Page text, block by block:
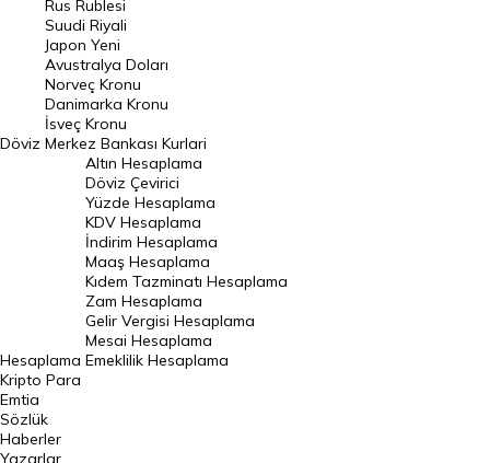
Riyal Kuru
Avustralya Doları
Danimarka Kronu Kuru
Kanada Doları Kuru
Norveç Kronu Kuru
İsveç Kronu Kuru
Japon Yeni Kuru
Serbest Piyasa Döviz Kurları
Merkez Bankası Döviz Kurları
Altın Fiyatları
Gram Altın Fiyatı
Çeyrek Altın Fiyatı
Döviz
Rus Rublesi
Suudi Riyali
Japon Yeni
Avustralya Doları
Norveç Kronu
Danimarka Kronu
İsveç Kronu
Merkez Bankası Kurlari
Hesaplama
Altın Hesaplama
Döviz Çevirici
Yüzde Hesaplama
KDV Hesaplama
İndirim Hesaplama
Maaş Hesaplama
Kıdem Tazminatı Hesaplama
Zam Hesaplama
Gelir Vergisi Hesaplama
Mesai Hesaplama
Emeklilik Hesaplama
Kripto Para
Emtia
Sözlük
Haberler
Yazarlar